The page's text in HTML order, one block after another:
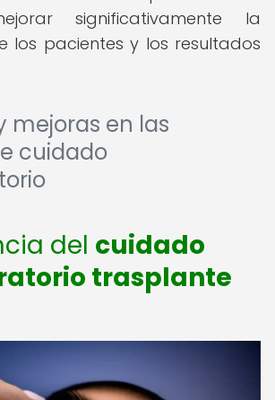
significativamente la
los pacientes y los resultados
mejoras en las
cuidado
del cuidado
trasplante